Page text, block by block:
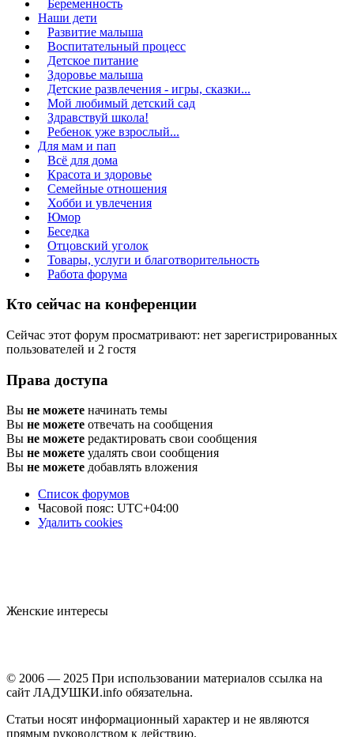
Беременность
Наши дети
Развитие малыша
Воспитательный процесс
Детское питание
Здоровье малыша
Детские развлечения - игры, сказки...
Мой любимый детский сад
Здравствуй школа!
Ребенок уже взрослый...
Для мам и пап
Всё для дома
Красота и здоровье
Семейные отношения
Хобби и увлечения
Юмор
Беседка
Отцовский уголок
Товары, услуги и благотворительность
Работа форума
Кто сейчас на конференции
Сейчас этот форум просматривают: нет зарегистрированных
пользователей и 2 гостя
Права доступа
Вы не можете начинать темы
Вы не можете отвечать на сообщения
Вы не можете редактировать свои сообщения
Вы не можете удалять свои сообщения
Вы не можете добавлять вложения
Список форумов
Часовой пояс: UTC+04:00
Удалить cookies
Женские интересы
© 2006 — 2025 При использовании материалов ссылка на
сайт ЛАДУШКИ.info обязательна.
Статьи носят информационный характер и не являются
прямым руководством к действию.